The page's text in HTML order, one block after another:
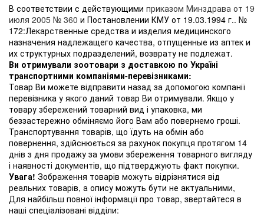
В соответствии с действующими приказом Минздрава от 19
июля 2005 № 360 и Постановлении КМУ от 19.03.1994 г.. №
172:Лекарственные средства и изделия медицинского
назначения надлежащего качества, отпущенные из аптек и
их структурных подразделений, возврату не подлежат.
Ви отримували зоотовари з доставкою по Україні
транспортними компаніями-перевізниками:
Товар Ви можете відправити назад за допомогою компанії
перевізника у якого даний товар Ви отримували. Якщо у
товару збережений товарний вид і упаковка, ми
беззастережно обміняємо його Вам або повернемо гроші.
Транспортування товарів, що їдуть на обмін або
повернення, здійснюється за рахунок покупця протягом 14
днів з дня продажу за умови збереження товарного вигляду
і наявності документів, що підтверджують факт покупки.
Увага! Зображення товарів можуть відрізнятися від
реальних товарів, а опису можуть бути не актуальними,
Для найбільш повної інформації про товар, звертайтеся в
наші спеціалізовані відділи: